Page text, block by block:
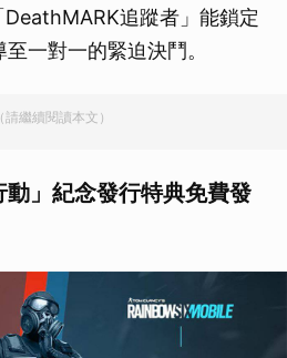
追蹤者」能鎖定
一對一的緊迫決鬥。
請繼續閱讀本文）
動」紀念發行特典免費發